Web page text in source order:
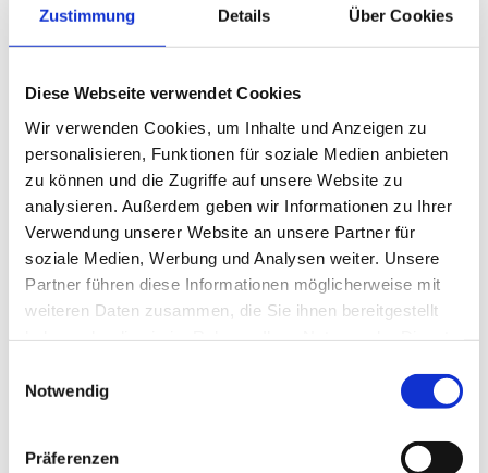
Zustimmung Details Über Cookies
Diese Webseite verwendet Cookies
Wir verwenden Cookies, um Inhalte und Anzeigen zu
personalisieren, Funktionen für soziale Medien anbieten
zu können und die Zugriffe auf unsere Website zu
analysieren. Außerdem geben wir Informationen zu Ihrer
Verwendung unserer Website an unsere Partner für
soziale Medien, Werbung und Analysen weiter. Unsere
Partner führen diese Informationen möglicherweise mit
weiteren Daten zusammen, die Sie ihnen bereitgestellt
Notwendig
Präferenzen
Zutaten für 4 Personen
2 Knochen vom Natura-Beef (optional)
1 Lorbeerblatt, 2 Nelken
1 Knoblauchzehe
1 EL Salz
Fleischbouillon
Zubereitung
2 Liter kaltes Wasser in eine grosse Pfanne geben. 2
zusammen mit der Knoblauchzehe ins Wasser geben.
Mit Salz und Fleischbouillon würzen. Siedfleisch in den